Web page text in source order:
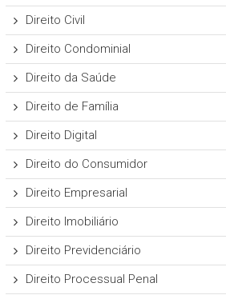
Direito Civil
Direito Condominial
Direito da Saúde
Direito de Família
Direito Digital
Direito do Consumidor
Direito Empresarial
Direito Imobiliário
Direito Previdenciário
Direito Processual Penal